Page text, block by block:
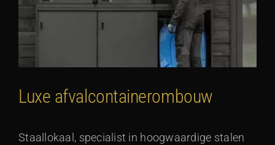
Luxe afvalcontainerombouw
Staallokaal, specialist in hoogwaardige stalen